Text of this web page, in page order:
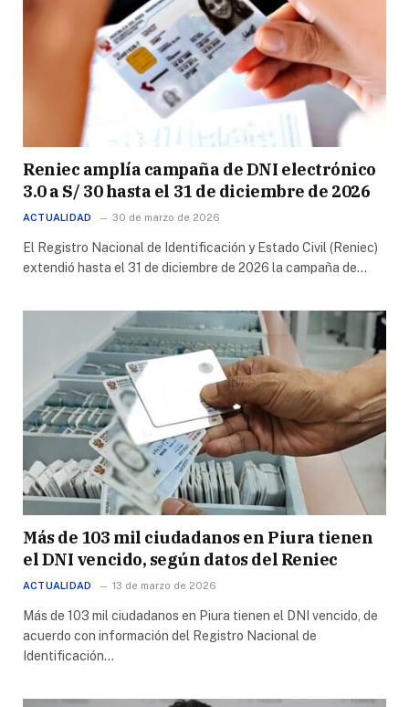
Reniec amplía campaña de DNI electrónico
3.0 a S/ 30 hasta el 31 de diciembre de 2026
ACTUALIDAD 30 de marzo de 2026
El Registro Nacional de Identificación y Estado Civil (Reniec)
extendió hasta el 31 de diciembre de 2026 la campaña de…
Más de 103 mil ciudadanos en Piura tienen
el DNI vencido, según datos del Reniec
ACTUALIDAD 13 de marzo de 2026
Más de 103 mil ciudadanos en Piura tienen el DNI vencido, de
acuerdo con información del Registro Nacional de
Identificación…